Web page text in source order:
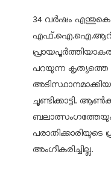
34 വര്‍ഷം
എഫ്.ഐ.ഐ.ആറില്‍
പറയുന്ന കൃത്യത്തെ
ചൂണ്ടിക്കാട്ടി.
ബലാത്സംഗത്തേയും
പരാതിക്കാരിയുടെ
അംഗീകരിച്ചില്ല.